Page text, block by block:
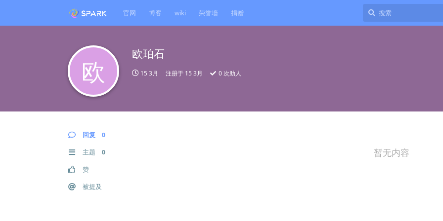
官网 博客 wiki 荣誉墙 捐赠
欧
欧珀石
15 3月 注册于 15 3月 0 次助人
回复 0
主题 0
赞
被提及
暂无内容